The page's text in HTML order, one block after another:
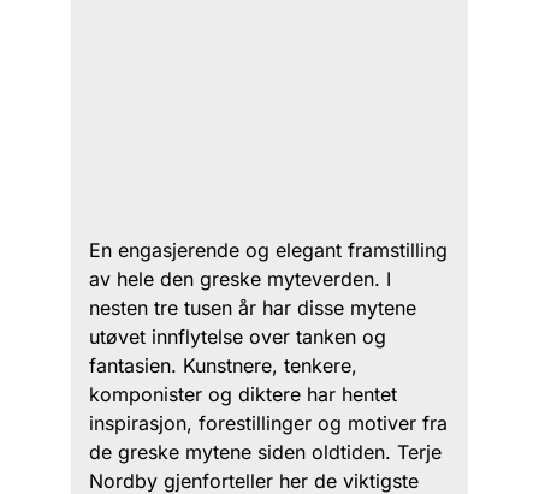
En engasjerende og elegant framstilling
av hele den greske myteverden. I
nesten tre tusen år har disse mytene
utøvet innflytelse over tanken og
fantasien. Kunstnere, tenkere,
komponister og diktere har hentet
inspirasjon, forestillinger og motiver fra
de greske mytene siden oldtiden. Terje
Nordby gjenforteller her de viktigste